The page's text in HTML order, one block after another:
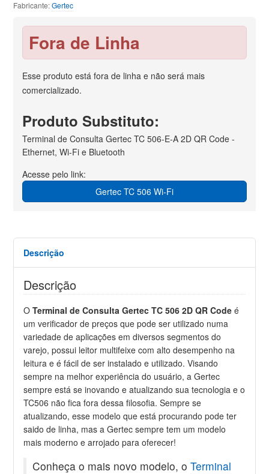
Fabricante:Gertec
Fora de Linha
Esse produto está fora de linha e não será mais
comercializado.
Produto Substituto:
Terminal de Consulta Gertec TC 506-E-A 2D QR Code -
Ethernet, Wi-Fi e Bluetooth
Acesse pelo link:
Gertec TC 506 Wi-Fi
Descrição
Descrição
OTerminal de Consulta Gertec TC 506 2D QR Code é
um verificador de preços que pode ser utilizado numa
variedade de aplicações em diversos segmentos do
varejo, possui leitor multifeixe com alto desempenho na
leitura e é fácil de ser instalado e utilizado. Visando
sempre na melhor experiência do usuário, a Gertec
sempre está se inovando e atualizando sua tecnologia e o
TC506 não fica fora dessa filosofia. Sempre se
atualizando, esse modelo que está procurando pode ter
saido de linha, mas a Gertec sempre tem um modelo
mais moderno e arrojado para oferecer!
Conheça o mais novo modelo, oTerminal